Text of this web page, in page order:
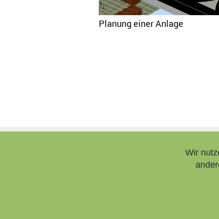
Wir
Planung einer Anlage